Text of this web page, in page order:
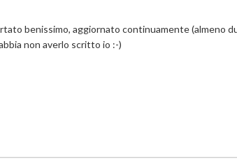
benissimo, aggiornato continuamente (almeno
non averlo scritto io :-)